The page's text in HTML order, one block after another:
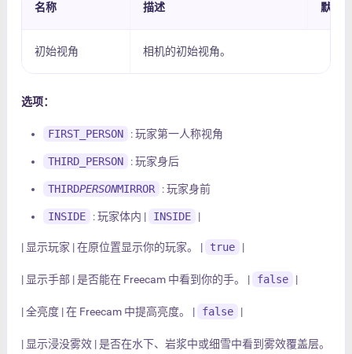
名称 描述 默认
初始视角 相机的初始视角。
选项：
FIRST_PERSON : 玩家第一人称视角
THIRD_PERSON : 玩家身后
THIRDPERSONMIRROR : 玩家身前
INSIDE : 玩家体内 | INSIDE |
| 显示玩家 | 在原位置显示你的玩家。 | true |
| 显示手部 | 是否能在 Freecam 中看到你的手。 | false |
| 全亮度 | 在 Freecam 中提高亮度。 | false |
| 显示浸没雾效 | 是否在水下、岩浆中或细雪中看到雾效覆盖层。